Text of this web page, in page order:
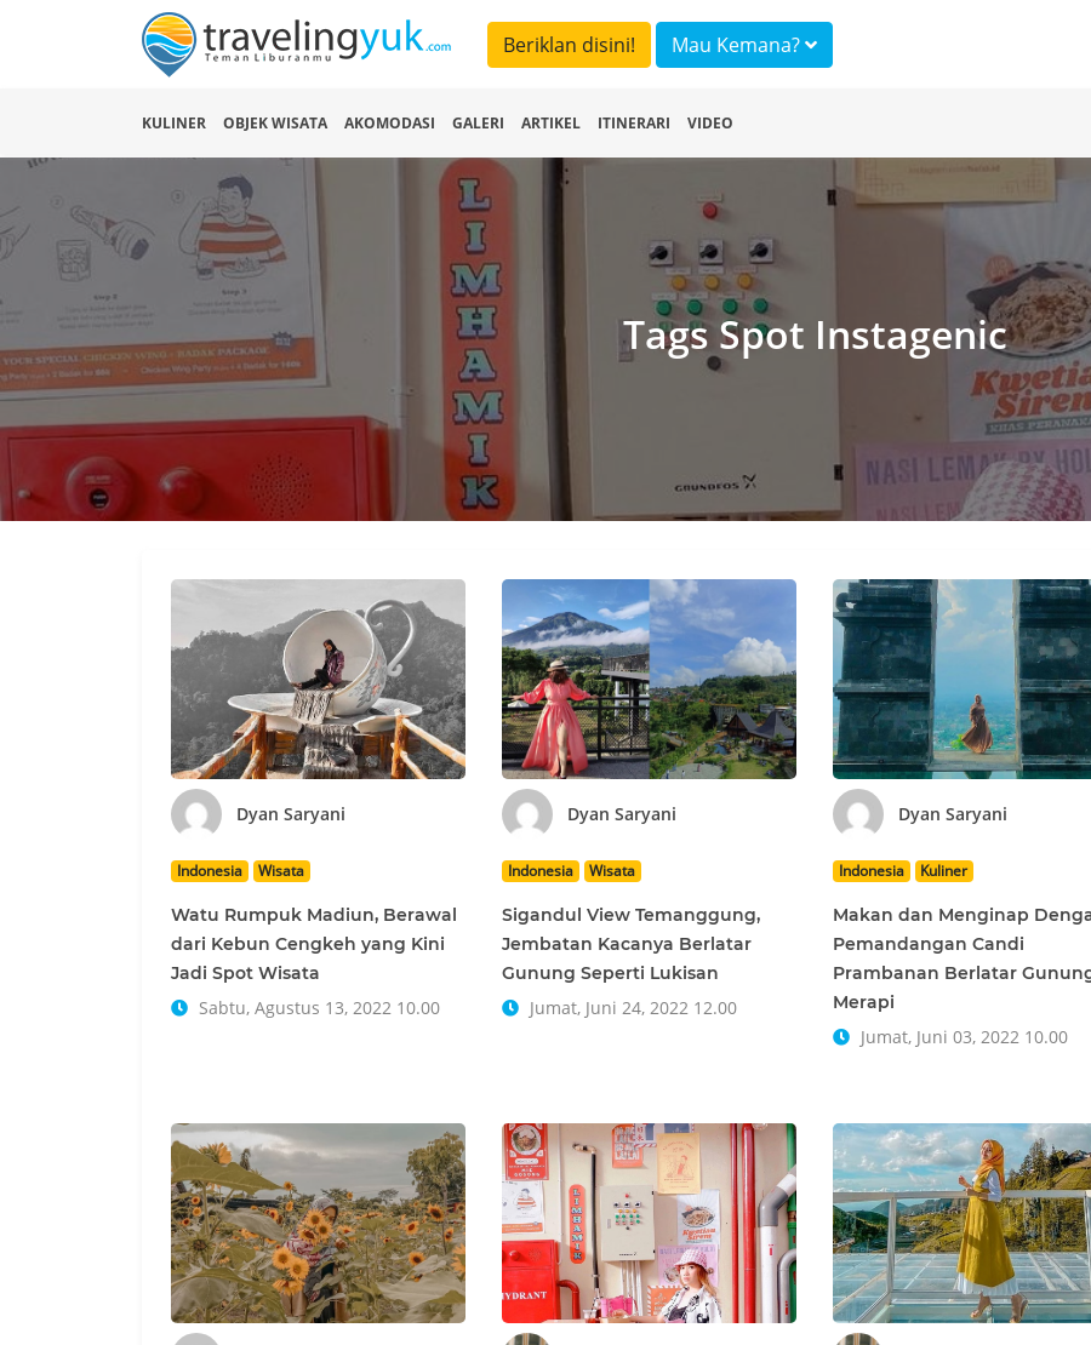
Beriklan disini! Mau Kemana?
KULINER OBJEK WISATA AKOMODASI GALERI ARTIKEL ITINERARI VIDEO
Tags Spot Instagenic
Dyan Saryani
Indonesia Wisata
Watu Rumpuk Madiun, Berawal
dari Kebun Cengkeh yang Kini
Jadi Spot Wisata
Sabtu, Agustus 13, 2022 10.00
Dyan Saryani
Indonesia Wisata
Sigandul View Temanggung,
Jembatan Kacanya Berlatar
Gunung Seperti Lukisan
Jumat, Juni 24, 2022 12.00
Dyan Saryani
Indonesia Kuliner
Makan dan Menginap
Pemandangan Candi
Prambanan Berlatar
Merapi
Jumat, Juni 03, 2022 10.00